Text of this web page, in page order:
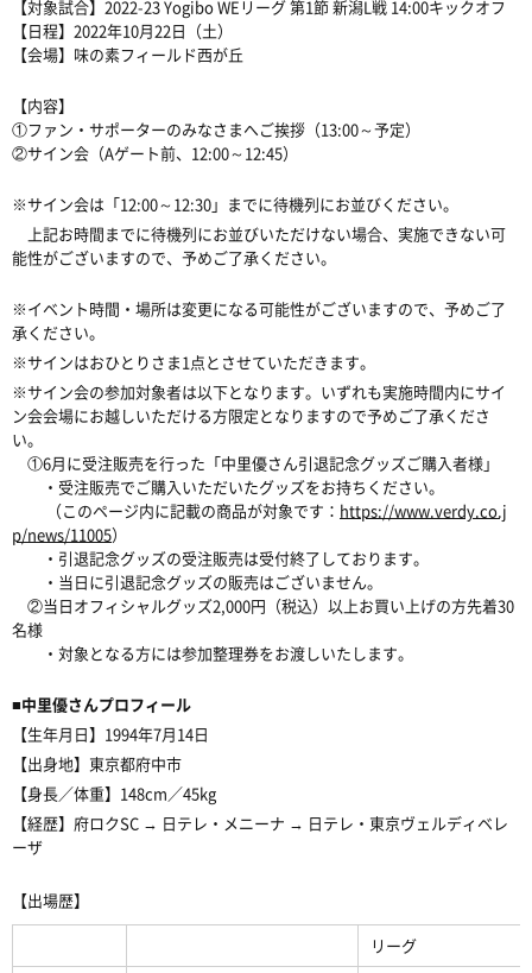
【対象試合】2022-23 Yogibo WEリーグ 第1節 新潟L戦 14:00キックオフ
【日程】2022年10月22日（土）
【会場】味の素フィールド西が丘
【内容】
①ファン・サポーターのみなさまへご挨拶（13:00～予定）
②サイン会（Aゲート前、12:00～12:45）
※サイン会は「12:00～12:30」までに待機列にお並びください。
上記お時間までに待機列にお並びいただけない場合、 実施できない可
能性がございますので、予めご了承ください。
※イベント時間・場所は変更になる可能性がございますので、予めご了
承ください。
※サインはおひとりさま1点とさせていただきます。
※サイン会の参加対象者は以下となります。いずれも実施時間内にサイ
ン会会場にお越しいただける方限定となりますので予めご了承くださ
い。
①6月に受注販売を行った「中里優さん引退記念グッズご購入者様」
・受注販売でご購入いただいたグッズをお持ちください。
（このページ内に記載の商品が対象です： https://www.verdy.co.j
p/news/11005）
・引退記念グッズの受注販売は受付終了しております。
・当日に引退記念グッズの販売はございません。
②当日オフィシャルグッズ2,000円（税込）以上お買い上げの方先着30
名様
・対象となる方には参加整理券をお渡しいたします。
■中里優さんプロフィール
【生年月日】1994年7月14日
【出身地】東京都府中市
【身長／体重】148cm／45kg
【経歴】府ロクSC → 日テレ・メニーナ → 日テレ・東京ヴェルディベレ
ーザ
【出場歴】
リーグ